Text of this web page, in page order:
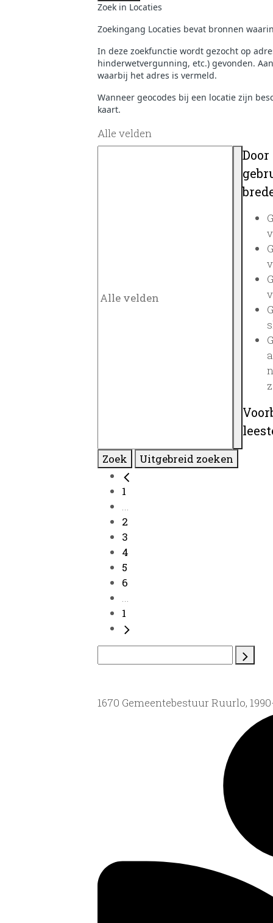
Zoek in Locaties
Zoekingang Locaties bevat bronnen
In deze zoekfunctie wordt gezocht op
hinderwetvergunning, etc.) gevonden.
waarbij het adres is vermeld.
Wanneer geocodes bij een locatie zijn
kaart.
Alle velden
Zoek Uitgebreid zoeken
1
...
2
3
4
5
6
...
1
1670 Gemeentebestuur Ruurlo,